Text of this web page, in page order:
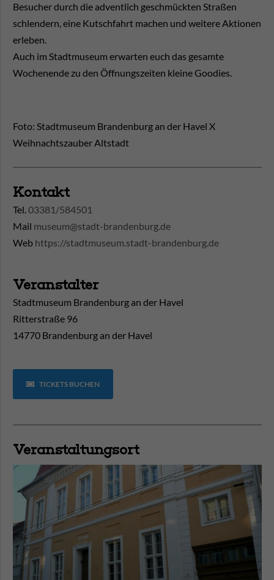
Besucher durch die adventlich geschmückten Straßen
schlendern, eine Kutschfahrt machen und weitere Aktionen
erleben.
Auch im Stadtmuseum erwarten euch das gesamte
Wochenende zu den Öffnungszeiten kleine Goodies.
Foto: Stadtmuseum Brandenburg an der Havel X
Weihnachtszauber Altstadt
Kontakt
Tel.03381/584501
Mail museum@stadt-brandenburg.de
Web https://stadtmuseum.stadt-brandenburg.de
Veranstalter
Stadtmuseum Brandenburg an der Havel
Ritterstraße 96
14770 Brandenburg an der Havel
TICKETS BUCHEN
Veranstaltungsort